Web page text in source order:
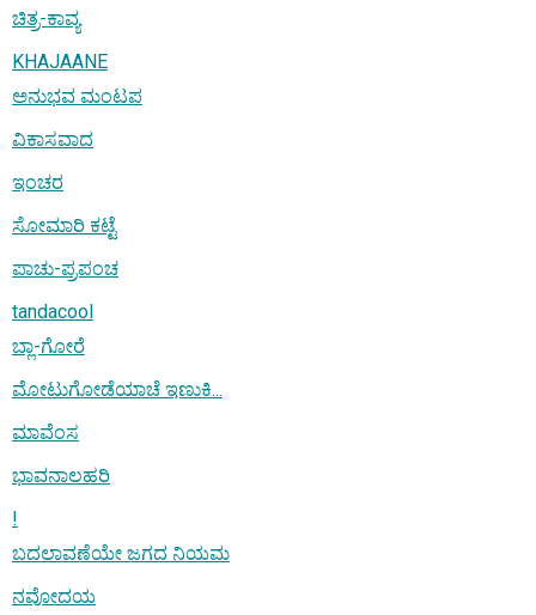
ಚಿತ್ರ-ಕಾವ್ಯ
KHAJAANE
ಅನುಭವ ಮಂಟಪ
ವಿಕಾಸವಾದ
ಇಂಚರ
ಸೋಮಾರಿ ಕಟ್ಟೆ
ಪಾಚು-ಪ್ರಪಂಚ
tandacool
ಬ್ಲಾ-ಗೋರೆ
ಮೋಟುಗೋಡೆಯಾಚೆ ಇಣುಕಿ...
ಮಾವೆಂಸ
ಭಾವನಾಲಹರಿ
!
ಬದಲಾವಣೆಯೇ ಜಗದ ನಿಯಮ
ನವೋದಯ